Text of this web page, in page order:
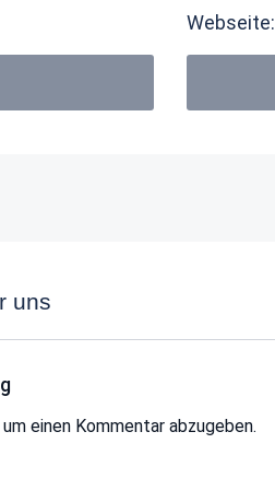
Webseite:
uns
um einen Kommentar abzugeben.